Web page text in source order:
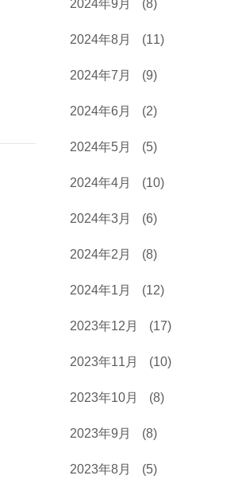
2024年9月 (8)
2024年8月 (11)
2024年7月 (9)
2024年6月 (2)
2024年5月 (5)
2024年4月 (10)
2024年3月 (6)
2024年2月 (8)
2024年1月 (12)
2023年12月 (17)
2023年11月 (10)
2023年10月 (8)
2023年9月 (8)
2023年8月 (5)